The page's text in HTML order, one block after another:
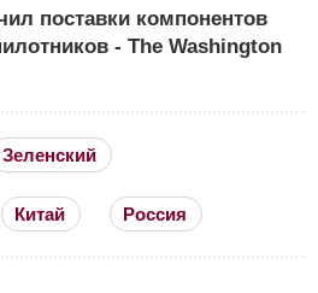
поставки компонентов
- The Washington
Зеленский
Китай Россия